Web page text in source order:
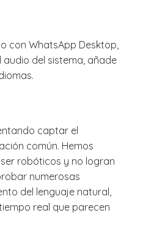
con WhatsApp Desktop,
del sistema, añade
captar el
común. Hemos
robóticos y no logran
numerosas
del lenguaje natural,
real que parecen